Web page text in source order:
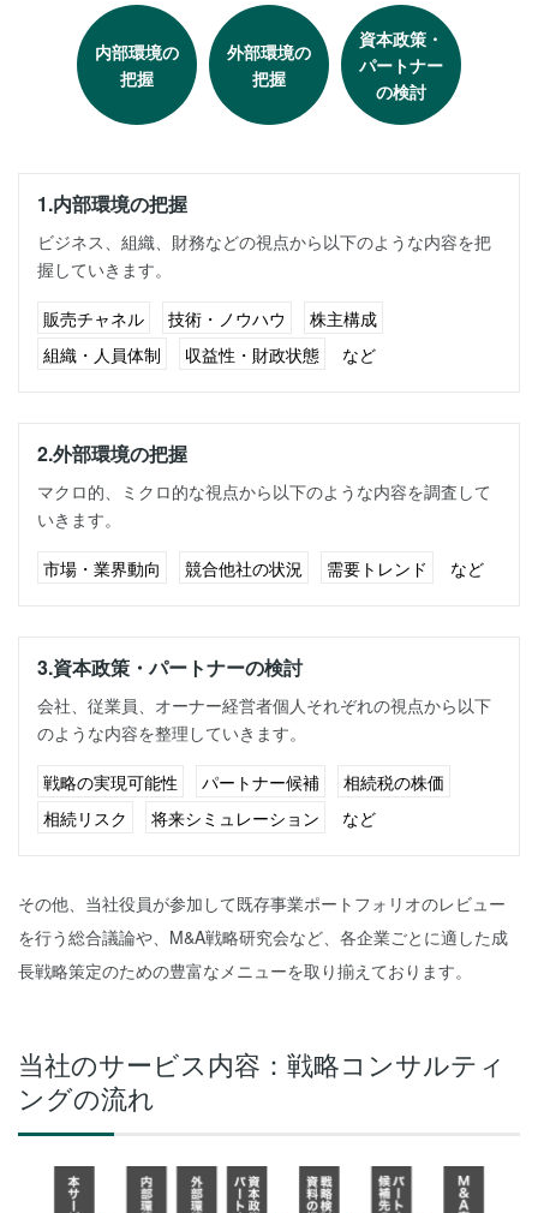
内部環境の
把握
外部環境の
把握
資本政策・
パートナー
の検討
1.内部環境の把握
ビジネス、組織、財務などの視点から以下のような内容を把
握していきます。
販売チャネル 技術・ノウハウ
株主構成
組織・人員体制
収益性・財政状態 など
2.外部環境の把握
マクロ的、ミクロ的な視点から以下のような内容を調査して
いきます。
市場・業界動向 競合他社の状況 需要トレンド など
3.資本政策・パートナーの検討
会社、従業員、オーナー経営者個人それぞれの視点から以下
のような内容を整理していきます。
戦略の実現可能性 パートナー候補
相続税の株価
相続リスク
将来シミュレーション など
その他、当社役員が参加して既存事業ポートフォリオのレビュー
を行う総合議論や、M&A戦略研究会など、各企業ごとに適した成
長戦略策定のための豊富なメニューを取り揃えております。
当社のサービス内容：戦略コンサルティ
ングの流れ